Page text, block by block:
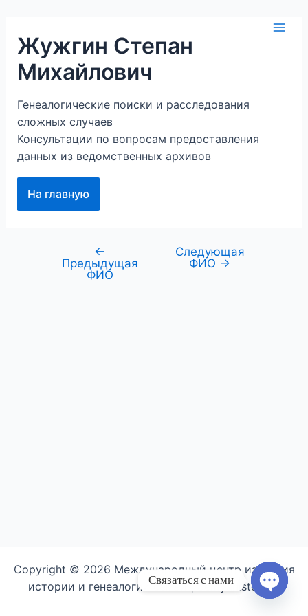
содержимому
Жужгин Степан
Михайлович
Генеалогические поиски и расследования
сложных случаев
Консультации по вопросам предоставления
данных из ведомственных архивов
На главную
Навигация←
Предыдущая
ФИО
Следующая
ФИО →
Copyright © 2026 Международный центр изучения
истории и генеалогии семьи | Semyahistory.ru
Связаться с нами